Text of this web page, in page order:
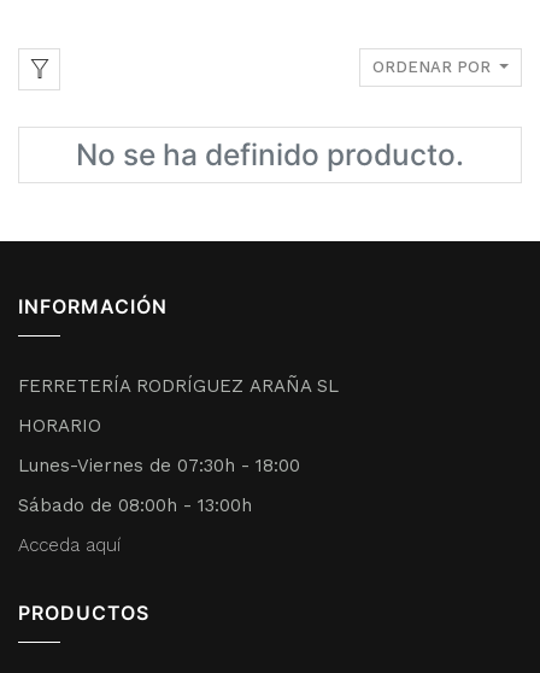
ORDENAR POR
No se ha definido producto.
INFORMACIÓN
FERRETERÍA RODRÍGUEZ ARAÑA SL
HORARIO
Lunes-Viernes de 07:30h - 18:00
Sábado de 08:00h - 13:00h
Acceda aquí
PRODUCTOS